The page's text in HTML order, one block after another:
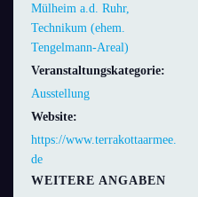
Mülheim a.d. Ruhr,
Technikum (ehem.
Tengelmann-Areal)
Veranstaltungskategorie:
Ausstellung
Website:
https://www.terrakottaarmee.
de
WEITERE ANGABEN